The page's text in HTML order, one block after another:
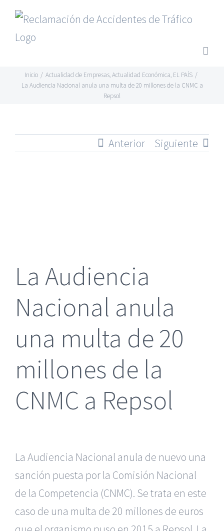
Saltar
contenido
Inicio / Actualidad de Empresas,Actualidad Económica, EL PAÍS /
La Audiencia Nacional anula una multa de 20 millones de la CNMC a
Repsol
Anterior Siguiente
La Audiencia
Nacional anula
una multa de 20
millones de la
CNMC a Repsol
La Audiencia Nacional anula de nuevo una
sanción puesta por la Comisión Nacional
de la Competencia (CNMC). Se trata en este
caso de una multa de 20 millones de euros